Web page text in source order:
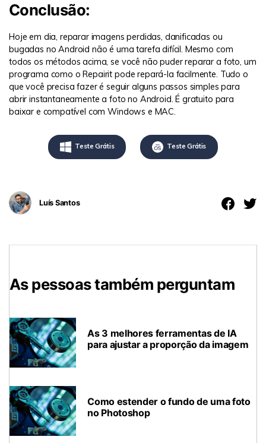
Conclusão:
Hoje em dia, reparar imagens perdidas, danificadas ou
bugadas no Android não é uma tarefa difícil. Mesmo com
todos os métodos acima, se você não puder reparar a foto, um
programa como o Repairit pode repará-la facilmente. Tudo o
que você precisa fazer é seguir alguns passos simples para
abrir instantaneamente a foto no Android. É gratuito para
baixar e compatível com Windows e MAC.
Teste Grátis Teste Grátis
Luís Santos
As pessoas também perguntam
As 3 melhores ferramentas de IA
para ajustar a proporção da imagem
Como estender o fundo de uma foto
no Photoshop